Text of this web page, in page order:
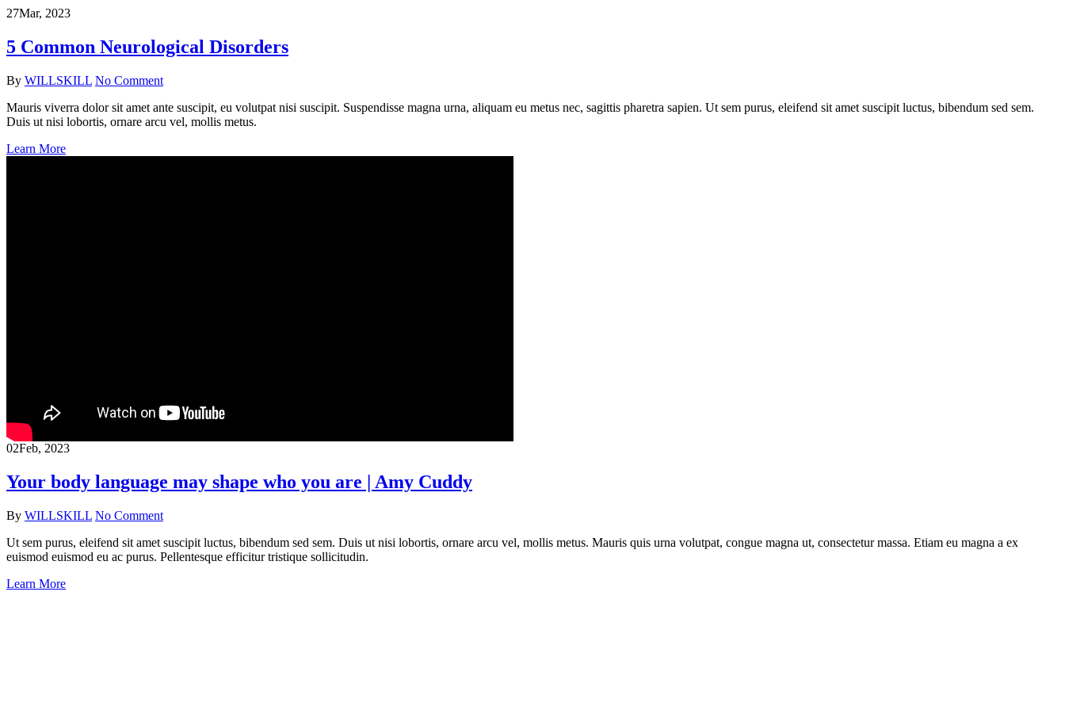
27Mar, 2023
5 Common Neurological Disorders
By WILLSKILL No Comment
Mauris viverra dolor sit amet ante suscipit, eu volutpat nisi suscipit. Suspendisse magna urna, aliquam eu metus nec, sagittis pharetra sapien. Ut sem purus, eleifend sit amet suscipit luctus, bibendum sed sem.
Duis ut nisi lobortis, ornare arcu vel, mollis metus.
Learn More
02Feb, 2023
Your body language may shape who you are | Amy Cuddy
By WILLSKILL No Comment
Ut sem purus, eleifend sit amet suscipit luctus, bibendum sed sem. Duis ut nisi lobortis, ornare arcu vel, mollis metus. Mauris quis urna volutpat, congue magna ut, consectetur massa. Etiam eu magna a ex
euismod euismod eu ac purus. Pellentesque efficitur tristique sollicitudin.
Learn More